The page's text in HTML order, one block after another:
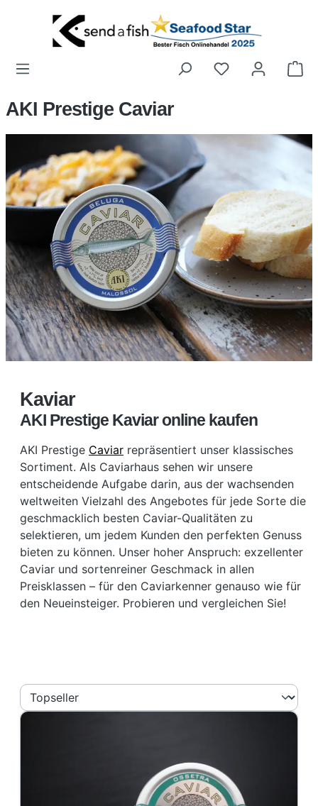
Zum Hauptinhalt springen
AKI Prestige Caviar
Kaviar
AKI Prestige Kaviar online kaufen
AKI Prestige Caviar repräsentiert unser klassisches
Sortiment. Als Caviarhaus sehen wir unsere
entscheidende Aufgabe darin, aus der wachsenden
weltweiten Vielzahl des Angebotes für jede Sorte die
geschmacklich besten Caviar-Qualitäten zu
selektieren, um jedem Kunden den perfekten Genuss
bieten zu können. Unser hoher Anspruch: exzellenter
Caviar und sortenreiner Geschmack in allen
Preisklassen – für den Caviarkenner genauso wie für
den Neueinsteiger. Probieren und vergleichen Sie!